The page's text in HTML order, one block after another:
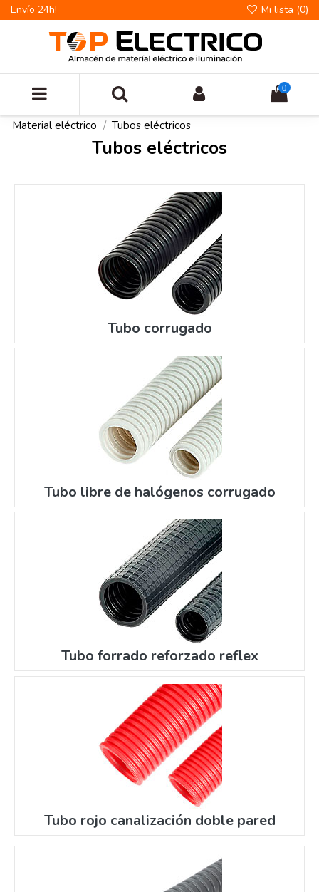
Envío 24h! Mi lista (0)
0
Material eléctrico Tubos eléctricos
Tubos eléctricos
Tubo corrugado
Tubo libre de halógenos corrugado
Tubo forrado reforzado reflex
Tubo rojo canalización doble pared